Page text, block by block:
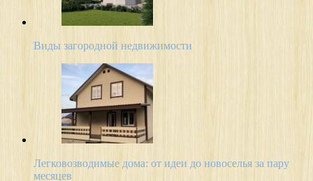
Виды загородной недвижимости
Легковозводимые дома: от идеи до новоселья за пару
месяцев